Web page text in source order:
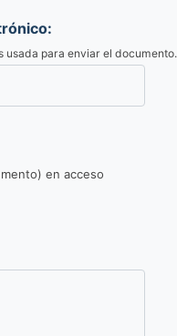
usada para enviar el documento.
en acceso